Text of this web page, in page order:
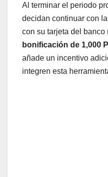
Al terminar el periodo
decidan continuar con
con su tarjeta del banco
bonificación de 1,000
añade un incentivo
integren esta